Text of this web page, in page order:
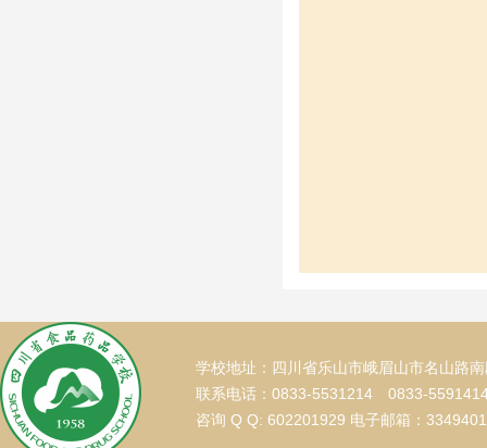
学校地址：四川省乐山市峨眉山市名山路
联系电话：0833-5531214 0833-
咨询 Q Q: 602201929 电子邮箱：